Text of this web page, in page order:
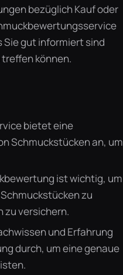
bezüglich Kauf oder
Sie gut informiert sind
können.
bietet eine
Schmuckstücken an, um
ist wichtig, um
zu
zu versichern.
und Erfahrung
durch, um eine genaue